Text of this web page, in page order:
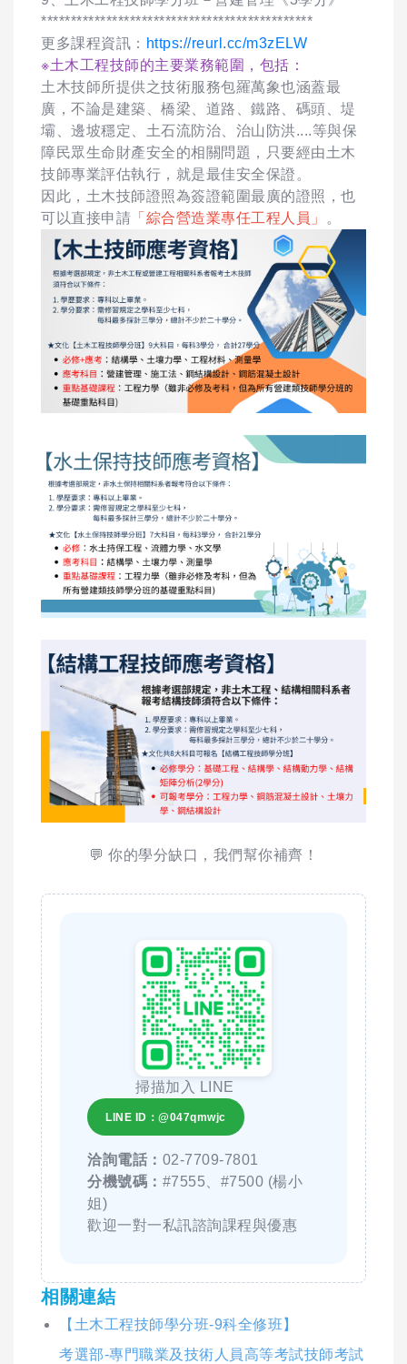
**********************************************
更多課程資訊： https://reurl.cc/m3zELW
※土木工程技師的主要業務範圍，包括：
土木技師所提供之技術服務包羅萬象也涵蓋最
廣，不論是建築、橋梁、道路、鐵路、碼頭、堤
壩、邊坡穩定、土石流防治、治山防洪....等與保
障民眾生命財產安全的相關問題，只要經由土木
技師專業評估執行，就是最佳安全保證。
因此，土木技師證照為簽證範圍最廣的證照，也
可以直接申請 「綜合營造業專任工程人員」 。
💬 你的學分缺口，我們幫你補齊！
掃描加入 LINE
LINE ID：@047qmwjc
洽詢電話： 02-7709-7801
分機號碼： #7555、#7500 (楊小
姐)
歡迎一對一私訊諮詢課程與優惠
相關連結
【土木工程技師學分班-9科全修班】
考選部-專門職業及技術人員高等考試技師考試